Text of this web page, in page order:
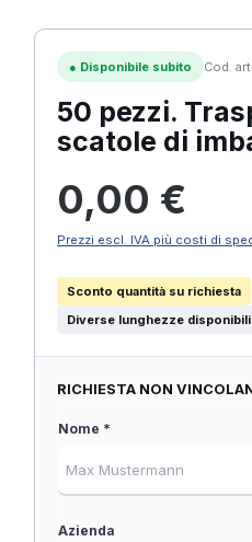
● Disponibile subito Cod.
50 pezzi.
scatole di
0,00 €
Prezzi escl. IVA più costi di
Sconto quantità su richiesta
Diverse lunghezze disponibili
RICHIESTA NON
Nome *
Azienda